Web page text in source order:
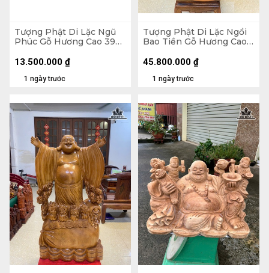
Tượng Phật Di Lặc Ngũ
Phúc Gỗ Hương Cao 39
1 ngày trước
13.500.000 ₫
Tượng Phật Di Lặc Ngồi
Bao Tiền Gỗ Hương Cao
- 155kg
1 ngày trước
45.800.000 ₫